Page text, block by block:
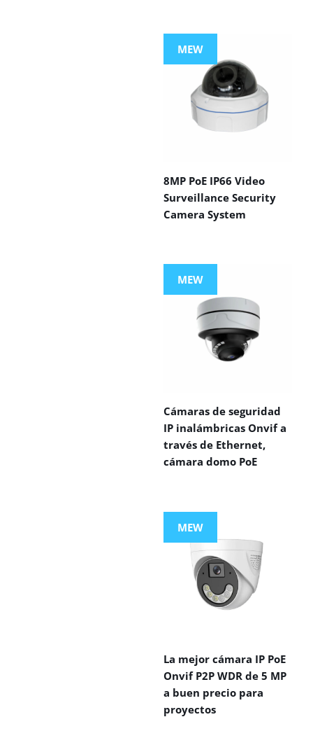
MEW
8MP PoE IP66 Video
Surveillance Security
Camera System
MEW
Cámaras de seguridad
IP inalámbricas Onvif a
través de Ethernet,
cámara domo PoE
MEW
La mejor cámara IP PoE
Onvif P2P WDR de 5 MP
a buen precio para
proyectos